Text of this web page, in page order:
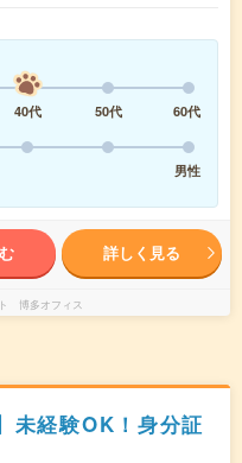
40代 50代
60代
男性
詳しく見る
博多オフィス
未経験OK！身分証